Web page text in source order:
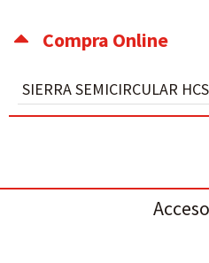
Compra Online
SIERRA SEMICIRCULAR HCS